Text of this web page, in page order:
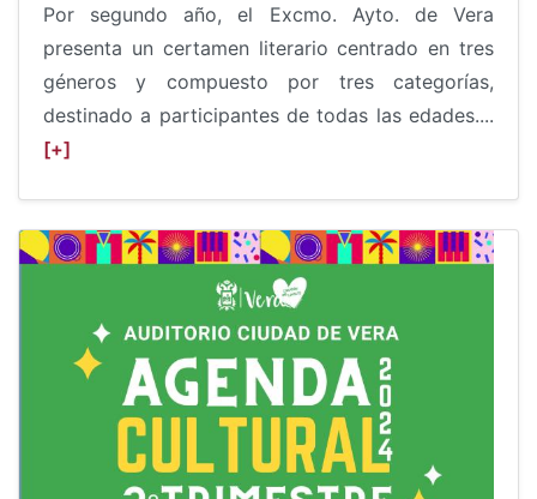
Por segundo año, el Excmo. Ayto. de Vera
presenta un certamen literario centrado en tres
géneros y compuesto por tres categorías,
destinado a participantes de todas las edades....
[+]